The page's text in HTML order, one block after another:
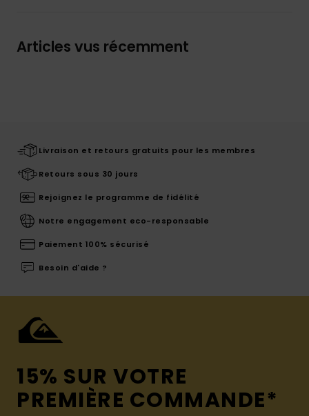
Articles vus récemment
Livraison et retours gratuits pour les membres
Retours sous 30 jours
Rejoignez le programme de fidélité
Notre engagement eco-responsable
Paiement 100% sécurisé
Besoin d'aide ?
15% SUR VOTRE
PREMIÈRE COMMANDE*